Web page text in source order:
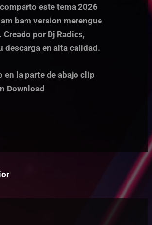
este tema 2026
bam version merengue
por Dj Radics,
descarga en alta calidad.
en la parte de abajo clip
Download